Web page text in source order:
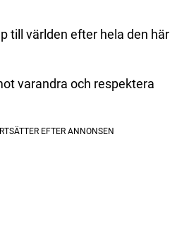
till världen efter hela den här
varandra och respektera